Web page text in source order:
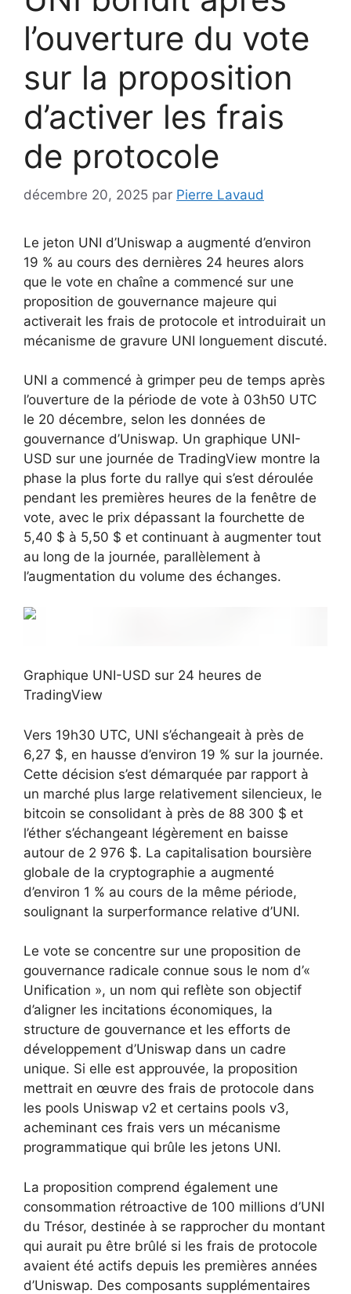
l’ouverture du vote
sur la proposition
d’activer les frais
de protocole
décembre 20, 2025 par Pierre Lavaud
Le jeton UNI d’Uniswap a augmenté d’environ
19 % au cours des dernières 24 heures alors
que le vote en chaîne a commencé sur une
proposition de gouvernance majeure qui
activerait les frais de protocole et introduirait un
mécanisme de gravure UNI longuement discuté.
UNI a commencé à grimper peu de temps après
l’ouverture de la période de vote à 03h50 UTC
le 20 décembre, selon les données de
gouvernance d’Uniswap. Un graphique UNI-
USD sur une journée de TradingView montre la
phase la plus forte du rallye qui s’est déroulée
pendant les premières heures de la fenêtre de
vote, avec le prix dépassant la fourchette de
5,40 $ à 5,50 $ et continuant à augmenter tout
au long de la journée, parallèlement à
l’augmentation du volume des échanges.
Graphique UNI-USD sur 24 heures de
TradingView
Vers 19h30 UTC, UNI s’échangeait à près de
6,27 $, en hausse d’environ 19 % sur la journée.
Cette décision s’est démarquée par rapport à
un marché plus large relativement silencieux, le
bitcoin se consolidant à près de 88 300 $ et
l’éther s’échangeant légèrement en baisse
autour de 2 976 $. La capitalisation boursière
globale de la cryptographie a augmenté
d’environ 1 % au cours de la même période,
soulignant la surperformance relative d’UNI.
Le vote se concentre sur une proposition de
gouvernance radicale connue sous le nom d’«
Unification », un nom qui reflète son objectif
d’aligner les incitations économiques, la
structure de gouvernance et les efforts de
développement d’Uniswap dans un cadre
unique. Si elle est approuvée, la proposition
mettrait en œuvre des frais de protocole dans
les pools Uniswap v2 et certains pools v3,
acheminant ces frais vers un mécanisme
programmatique qui brûle les jetons UNI.
La proposition comprend également une
consommation rétroactive de 100 millions d’UNI
du Trésor, destinée à se rapprocher du montant
qui aurait pu être brûlé si les frais de protocole
avaient été actifs depuis les premières années
d’Uniswap. Des composants supplémentaires